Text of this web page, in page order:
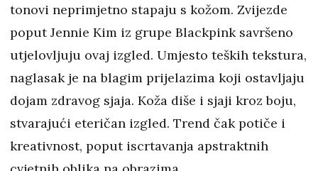
tonovi neprimjetno stapaju s kožom. Zvijezde
poput Jennie Kim iz grupe Blackpink savršeno
utjelovljuju ovaj izgled. Umjesto teških tekstura,
naglasak je na blagim prijelazima koji ostavljaju
dojam zdravog sjaja. Koža diše i sjaji kroz boju,
stvarajući eteričan izgled. Trend čak potiče i
kreativnost, poput iscrtavanja apstraktnih